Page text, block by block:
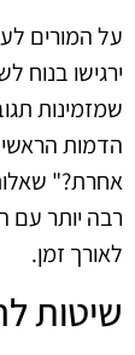
על המורים
ירגישו בנוח
שמזמינות
הדמות
אחרת?"
רבה יותר
לאורך זמן.
שיטות